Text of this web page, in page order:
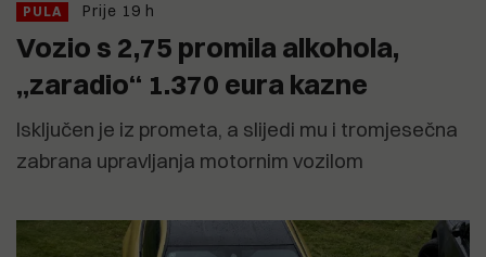
PULA Prije 19 h
Vozio s 2,75 promila alkohola,
„zaradio“ 1.370 eura kazne
Isključen je iz prometa, a slijedi mu i tromjesečna
zabrana upravljanja motornim vozilom